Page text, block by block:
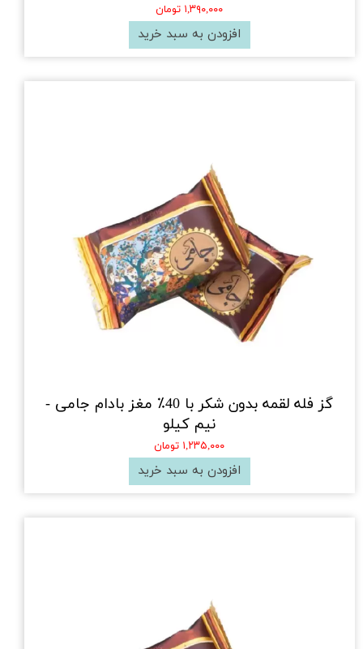
۱,۳۹۰,۰۰۰ تومان
افزودن به سبد خرید
گز فله لقمه بدون شکر با 40٪ مغز بادام جامی -
نیم کیلو
۱,۲۳۵,۰۰۰ تومان
افزودن به سبد خرید